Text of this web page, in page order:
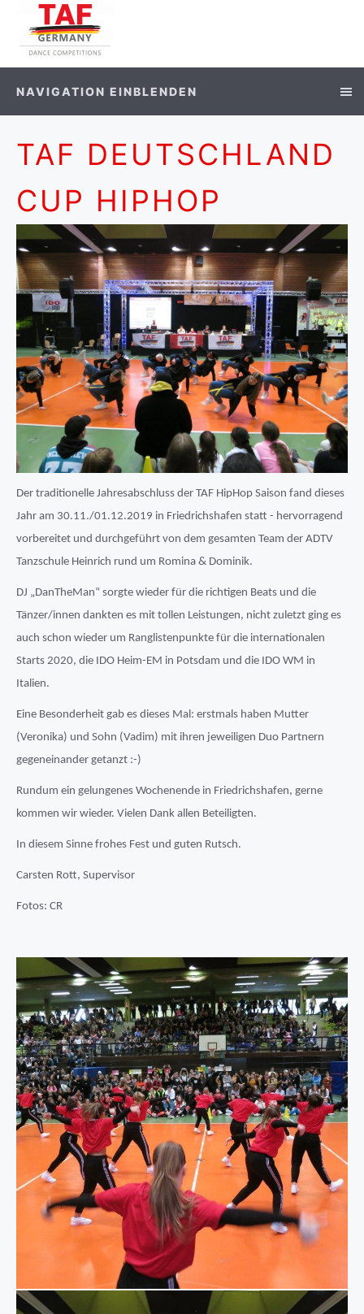
NAVIGATION EINBLENDEN
TAF DEUTSCHLAND
CUP HIPHOP
Der traditionelle Jahresabschluss der TAF HipHop Saison fand dieses
Jahr am 30.11./01.12.2019 in Friedrichshafen statt - hervorragend
vorbereitet und durchgeführt von dem gesamten Team der ADTV
Tanzschule Heinrich rund um Romina & Dominik.
DJ „DanTheMan“ sorgte wieder für die richtigen Beats und die
Tänzer/innen dankten es mit tollen Leistungen, nicht zuletzt ging es
auch schon wieder um Ranglistenpunkte für die internationalen
Starts 2020, die IDO Heim-EM in Potsdam und die IDO WM in
Italien.
Eine Besonderheit gab es dieses Mal: erstmals haben Mutter
(Veronika) und Sohn (Vadim) mit ihren jeweiligen Duo Partnern
gegeneinander getanzt :-)
Rundum ein gelungenes Wochenende in Friedrichshafen, gerne
kommen wir wieder. Vielen Dank allen Beteiligten.
In diesem Sinne frohes Fest und guten Rutsch.
Carsten Rott, Supervisor
Fotos: CR